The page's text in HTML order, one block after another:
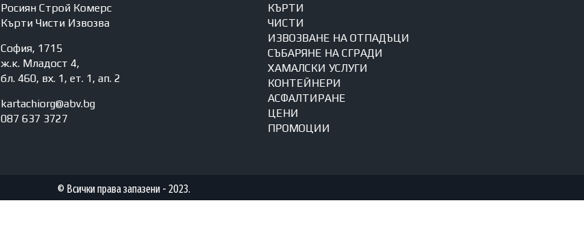
Росиян Строй Комерс
Кърти Чисти Извозва
София, 1715
ж.к. Младост 4,
бл. 460, вх. 1, ет. 1, ап. 2
kartachiorg@abv.bg
087 637 3727
КЪРТИ
ЧИСТИ
ИЗВОЗВАНЕ НА ОТПАДЪЦИ
СЪБАРЯНЕ НА СГРАДИ
ХАМАЛСКИ УСЛУГИ
КОНТЕЙНЕРИ
АСФАЛТИРАНЕ
ЦЕНИ
ПРОМОЦИИ
© Всички права запазени - 2023.